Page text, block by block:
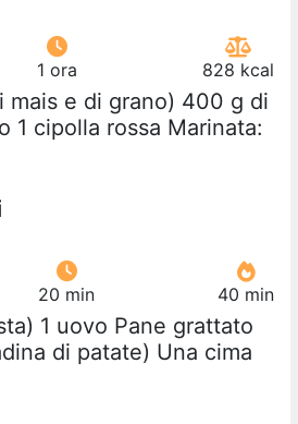
1 ora 828 kcal
e di grano) 400 g di
1 cipolla rossa Marinata:
20 min 40 min
1 uovo Pane grattato
di patate) Una cima